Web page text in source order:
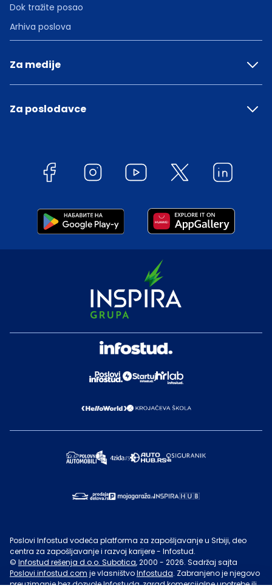
Dok tražite posao
Arhiva poslova
Za medije
Za poslodavce
Poslovi Infostud vodeća platforma za zapošljavanje u Srbiji, deo
centra za zapošljavanje i razvoj karijere - Infostud.
© Infostud rešenja d.o.o. Subotica, 2000 - 2026. Sadržaj sajta
Poslovi.infostud.com je vlasništvoInfostuda. Zabranjeno je njegovo
preuzimanje bez dozvoleInfostuda, zarad komercijalne upotrebe ili